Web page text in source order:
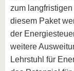
zum
diesem Paket
der
weitere
Lehrstuhl für